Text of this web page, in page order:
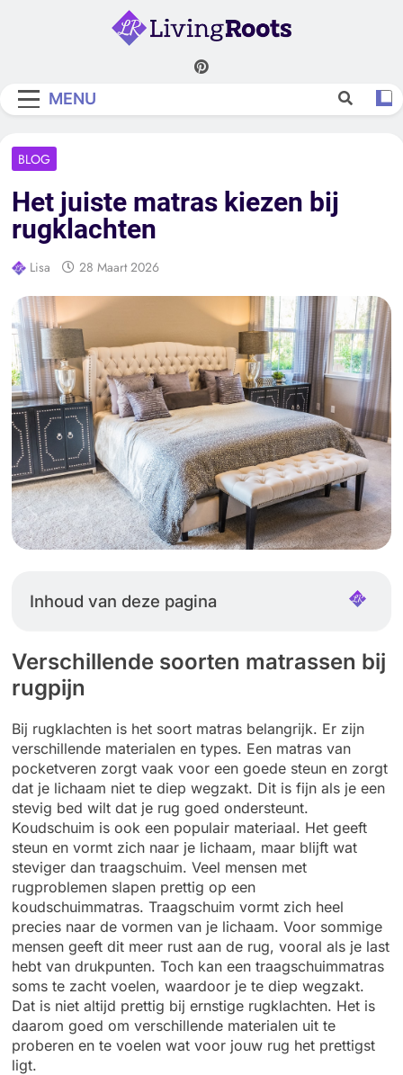
Living Roots
MENU
BLOG
Het juiste matras kiezen bij
rugklachten
Lisa 28 Maart 2026
Inhoud van deze pagina
Verschillende soorten matrassen bij
rugpijn
Bij rugklachten is het soort matras belangrijk. Er zijn
verschillende materialen en types. Een matras van
pocketveren zorgt vaak voor een goede steun en zorgt
dat je lichaam niet te diep wegzakt. Dit is fijn als je een
stevig bed wilt dat je rug goed ondersteunt.
Koudschuim is ook een populair materiaal. Het geeft
steun en vormt zich naar je lichaam, maar blijft wat
steviger dan traagschuim. Veel mensen met
rugproblemen slapen prettig op een
koudschuimmatras. Traagschuim vormt zich heel
precies naar de vormen van je lichaam. Voor sommige
mensen geeft dit meer rust aan de rug, vooral als je last
hebt van drukpunten. Toch kan een traagschuimmatras
soms te zacht voelen, waardoor je te diep wegzakt.
Dat is niet altijd prettig bij ernstige rugklachten. Het is
daarom goed om verschillende materialen uit te
proberen en te voelen wat voor jouw rug het prettigst
ligt.